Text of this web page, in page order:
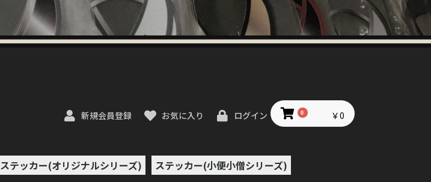
新規会員登録 お気に入り ログイン 0 ￥0
ステッカー(オリジナルシリーズ)
ステッカー(小便小僧シリーズ)